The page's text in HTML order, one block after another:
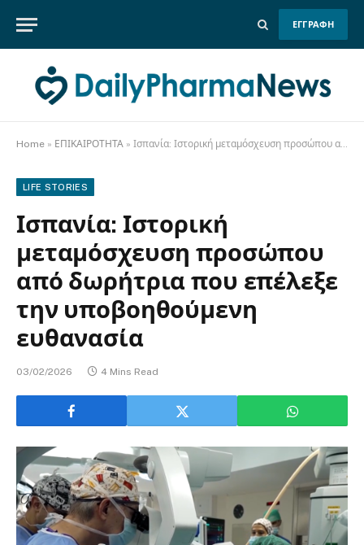
ΕΓΓΡΑΦΗ
Home » ΕΠΙΚΑΙΡΟΤΗΤΑ » Ισπανία: Ιστορική μεταμόσχευση προσώπου από δωρήτρια που επέλεξε την υποβοηθούμενη ευθανασία
LIFE STORIES
Ισπανία: Ιστορική
μεταμόσχευση προσώπου
από δωρήτρια που επέλεξε
την υποβοηθούμενη
ευθανασία
03/02/2026 4 Mins Read